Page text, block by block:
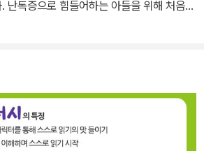
난독증으로 힘들어하는 아들을 위해 처음
한 공로로 뉴질랜드 국가 훈장과 대영제국
도 마가렛 마이 상 등 많은 상을 받았습니다.
최종 후보에 오르기도 했습니다. 2003년
재단인 스토리라인에서 조이 카울리가 어린